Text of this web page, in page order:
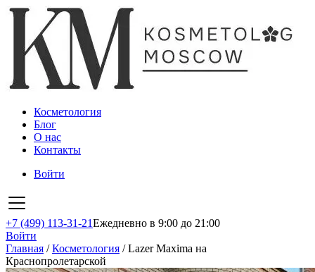
Косметология
Блог
О нас
Контакты
Войти
+7 (499) 113-31-21Ежедневно в 9:00 до 21:00
Войти
Главная /Косметология /Lazer Maxima на
Краснопролетарской